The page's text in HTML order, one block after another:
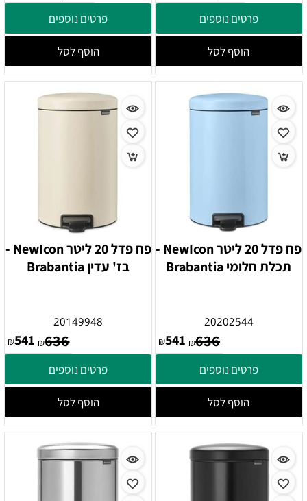
פרטים נוספים
הוסף לסל
פרטים נוספים
הוסף לסל
פח פדל 20 ליטר NewIcon -
תכלת חלומי Brabantia
20202544
₪636
₪541
פרטים נוספים
הוסף לסל
פח פדל 20 ליטר NewIcon -
בז' עדין Brabantia
20149948
₪636
₪541
פרטים נוספים
הוסף לסל